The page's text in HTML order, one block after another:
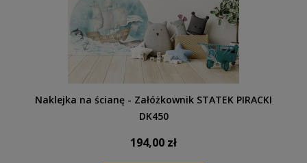
Naklejka na ścianę - Załóżkownik STATEK PIRACKI
DK450
194,00 zł